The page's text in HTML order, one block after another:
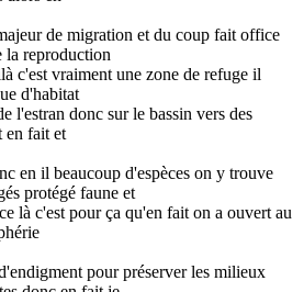
de migration et du coup fait office
la reproduction
c'est vraiment une zone de refuge il
d'habitat
l'estran donc sur le bassin vers des
en fait et
en il beaucoup d'espèces on y trouve
protégé faune et
là c'est pour ça qu'en fait on a ouvert au
pour préserver les milieux